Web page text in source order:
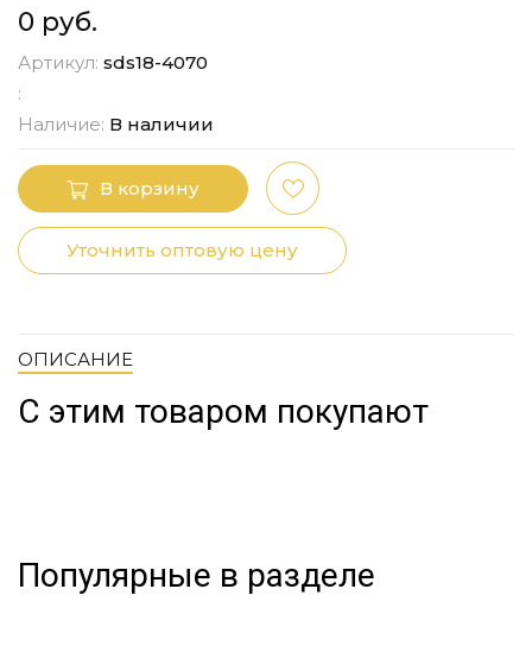
0 руб.
Артикул: sds18-4070
:
Наличие: В наличии
В корзину
Уточнить оптовую цену
ОПИСАНИЕ
С этим товаром покупают
Популярные в разделе